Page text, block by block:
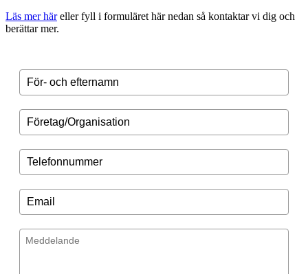
Läs mer häreller fyll i formuläret här nedan så kontaktar vi dig och
berättar mer.